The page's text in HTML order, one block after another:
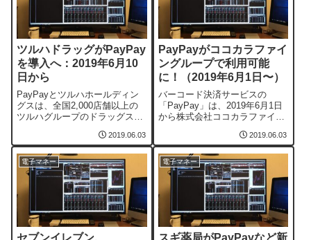
（日）23時59分までの11日間
ングス傘下の「マツモトキヨ
ツルハドラッグがPayPay
を導入へ：2019年6月10
日から
PayPayとツルハホールディン
グスは、全国2,000店舗以上の
ツルハグループのドラッグスト
決済サービス「PayPay」を導
入することを発表した。利用で
きるツルハグループの店舗
「PayPay」が利用できるの
は、ツルハホールディングス傘
下の「ツルハドラッグ」「くす
2019.06.03
PayPayがココカラファイ
ングループで利用可能
に！（2019年6月1日〜）
バーコード決済サービスの
「PayPay」は、2019年6月1日
から株式会社ココカラファイン
ドラッグストアと調剤薬局で
「PayPay」が利用できるよう
になると発表した。利用できる
ココカラファイングループの店
舗「PayPay」が利用できるの
は、ココカラファイングループ
2019.06.03
電子マネー 電子マネー